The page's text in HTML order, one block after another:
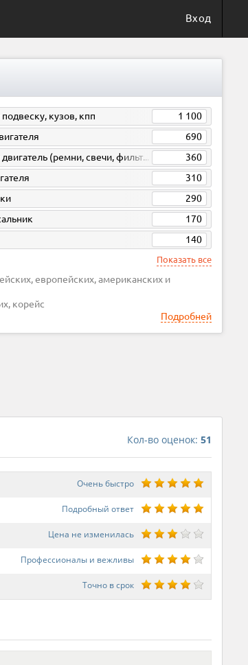
Вход
кузов, кпп
1 100
690
расходники на двигатель (ремни, свечи, фильтра)
360
310
290
170
140
Показать все
корейс
Подробней
Кол-во оценок: 51
Очень быстро
Подробный ответ
Цена не изменилась
Профессионалы и вежливы
Точно в срок